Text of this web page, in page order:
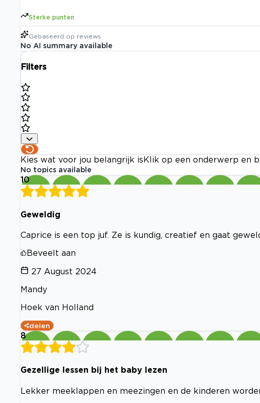
Sterke punten
Gebaseerd op reviews
No AI summary available
Filters
Kies wat voor jou belangrijk is Klik op een onderwerp en
No topics available
10
Geweldig
Caprice is een top juf. Ze is kundig, creatief en gaat
Beveelt aan
27 August 2024
Mandy
Hoek van Holland
delen
8
Gezellige lessen bij het baby lezen
Lekker meeklappen en meezingen en de kinderen